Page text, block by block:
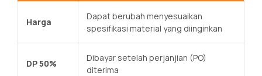
Harga
Dapat berubah menyesuaikan
spesifikasi material yang diinginkan
DP 50%
Dibayar setelah perjanjian (PO)
diterima